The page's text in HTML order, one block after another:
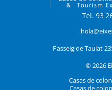
Tel. 93
Passeig de Taulat
© 2026
Casas de
Casas de